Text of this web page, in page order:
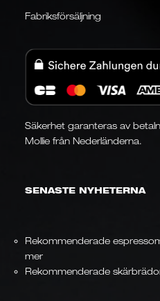
Fabriksförsäljning
Säkerhet garanteras av
Mollie från Nederländerna.
SENASTE NYHETERNA
Rekommenderade
mer
Rekommenderade